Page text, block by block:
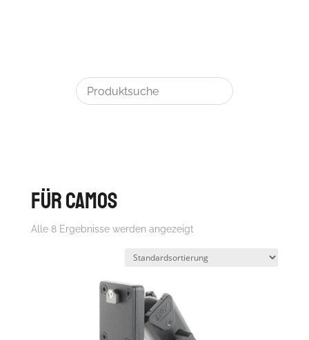
für Camos
Alle 8 Ergebnisse werden angezeigt